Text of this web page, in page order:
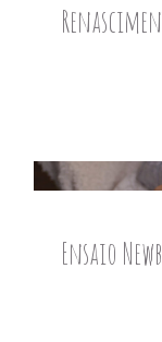
Ensaio